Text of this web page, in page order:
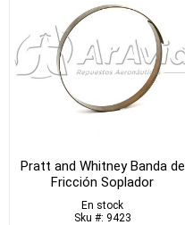
Pratt and Whitney Banda de
Fricción Soplador
En stock
Sku #: 9423